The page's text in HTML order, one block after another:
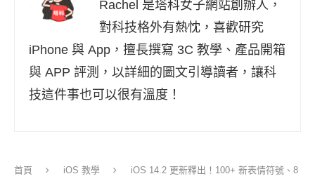
Rachel 是塔科女子網站創辦人，
對科技格外有熱忱，喜歡研究
iPhone 與 App，擅長撰寫 3C 教學、產品開箱
與 APP 評測，以詳細的圖文引導讀者，讓科
技這件事也可以很有溫度！
首頁 iOS 教學
iOS 14.2 更新釋出！100+ 新表情符號、8